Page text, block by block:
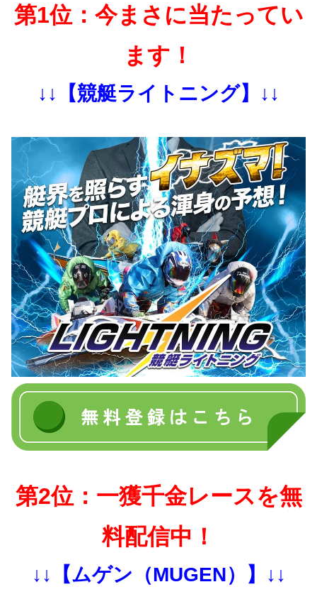
第1位：今まさに当たってい
ます！
↓↓【競艇ライトニング】↓↓
第2位：一獲千金レースを無
料配信中！
↓↓【ムゲン（MUGEN）】↓↓